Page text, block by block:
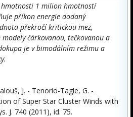
hmotnosti 1 milion hmotností
příkon energie dodaný
překročí kritickou mez,
čárkovanou, tečkovanou a
je v bimodálním režimu a
J. - Tenorio-Tagle, G. -
of Super Star Cluster Winds with
J. 740 (2011), id. 75.